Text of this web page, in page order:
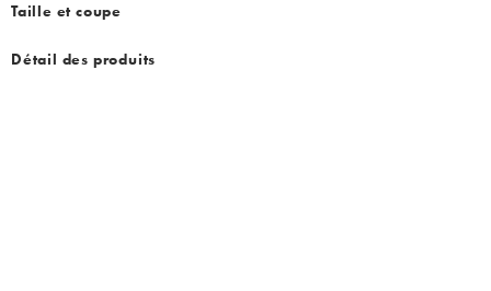
Taille et coupe
Détail des produits